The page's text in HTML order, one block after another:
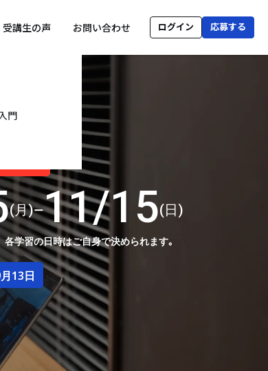
(月)ー11/15(日)
各学習の日時はご自身で決められます｡
13日
門
受講生の声 お問い合わせ ログイン 応募する